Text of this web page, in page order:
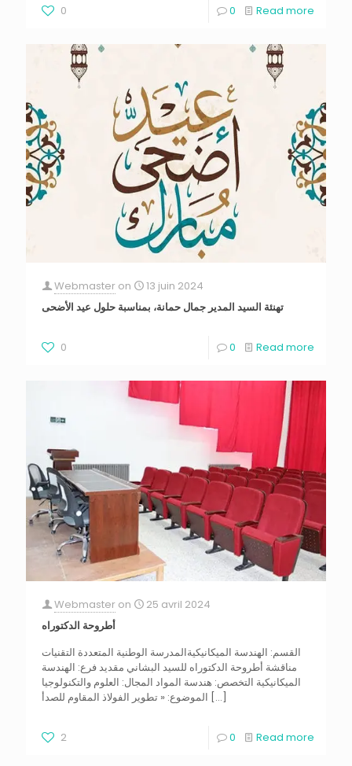
0 0 Read more
Webmaster on
13 juin 2024
تهنئة السيد المدير جمال حمانة، بمناسبة حلول عيد الأضحى
0 0 Read more
Webmaster on
25 avril 2024
أطروحة الدكتوراه
القسم: الهندسة الميكانيكيةالمدرسة الوطنية المتعددة التقنيات
مناقشة أطروحة الدكتوراه للسيد البشاني مقديد فرع: الهندسة
الميكانيكية التخصص: هندسة المواد المجال: العلوم والتكنولوجيا
الموضوع: « تطوير الفولاذ المقاوم للصدأ […]
2 0 Read more